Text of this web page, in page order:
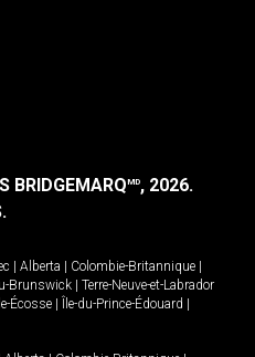
BRIDGEMARQMD, 2026.
| Alberta | Colombie-Britannique |
Brunswick | Terre-Neuve-et-Labrador
Écosse | Île-du-Prince-Édouard |